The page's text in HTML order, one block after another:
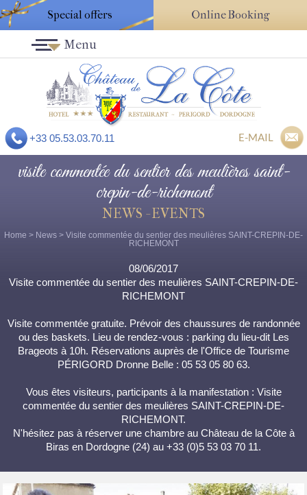
Special offers Online Booking
+33 05.53.03.70.11 E-MAIL
Menu
visite commentée du sentier des meulières saint-
crepin-de-richemont
NEWS - EVENTS
Home > News > Visite commentée du sentier des meulières SAINT-CREPIN-DE-
RICHEMONT
08/06/2017
Visite commentée du sentier des meulières SAINT-CREPIN-DE-
RICHEMONT
Visite commentée gratuite. Prévoir des chaussures de randonnée
ou des baskets. Lieu de rendez-vous : parking du lieu-dit Les
Brageots à 10h. Réservations auprès de l'Office de Tourisme
PÉRIGORD Dronne Belle : 05 53 05 80 63.
Vous êtes visiteurs, participants à la manifestation : Visite
commentée du sentier des meulières SAINT-CREPIN-DE-
RICHEMONT.
N'hésitez pas à réserver une chambre au Château de la Côte à
Biras en Dordogne (24) au +33 (0)5 53 03 70 11.